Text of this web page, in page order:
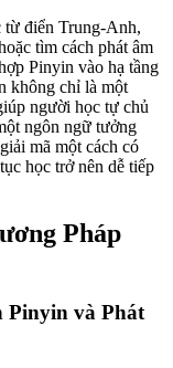
từ điển Trung-Anh,
tìm cách phát âm
Pinyin vào hạ tầng
không chỉ là một
người học tự chủ
ngôn ngữ tưởng
mã một cách có
học trở nên dễ tiếp
Pháp
Pinyin và Phát